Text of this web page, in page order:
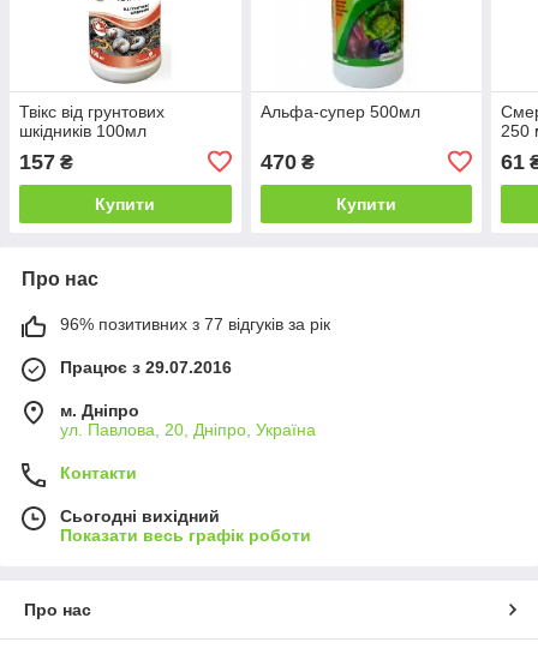
Твікс від грунтових
шкідників 100мл
157 ₴
Купити
Альфа-супер 500мл
470₴
Купити
250
61
Про нас
96% позитивних з 77 відгуків за рік
Працює з 29.07.2016
м. Дніпро
ул. Павлова, 20, Дніпро, Україна
Контакти
Сьогодні вихідний
Показати весь графік роботи
Про нас